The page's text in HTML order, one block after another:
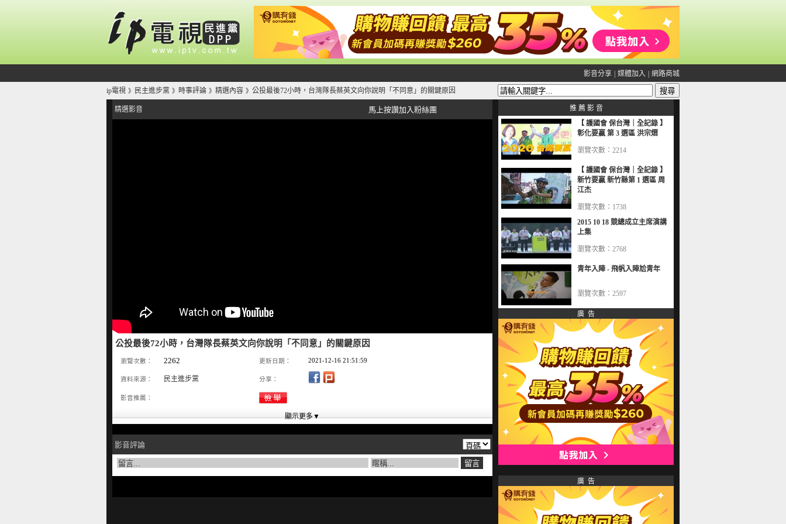
影音分享 媒體加入 網路商城
ip電視 》 民主進步黨 》 時事評論 》 精選內容 》 公投最後72小時，台灣隊長蔡英文向你說明「不同意」的關鍵原因
精選影音 馬上按讚加入粉絲團
公投最後72小時，台灣隊長蔡英文向你說明「不同意」的關鍵原因
瀏覽次數： 2262 更新日期： 2021-12-16 21:51:59
資料來源： 民主進步黨 分享：
影音推薦：
影音評論
推 薦 影 音
【 護國會 保台灣｜全記錄 】
彰化要贏 第 3 選區 洪宗熠
瀏覽次數：2214
【 護國會 保台灣｜全記錄 】
新竹要贏 新竹縣第 1 選區 周
江杰
瀏覽次數：1738
2015 10 18 競總成立主席演講
上集
瀏覽次數：2768
青年入陣 - 飛帆入陣尬青年
瀏覽次數：2597
廣 告
廣 告